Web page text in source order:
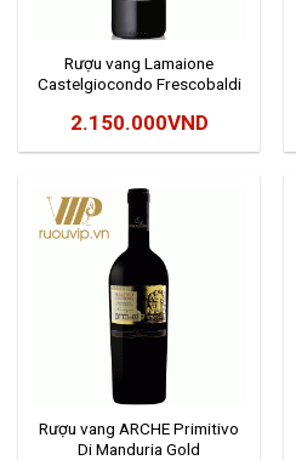
Rượu vang Lamaione
Castelgiocondo Frescobaldi
2.150.000VND
Rượu vang ARCHE Primitivo
Di Manduria Gold